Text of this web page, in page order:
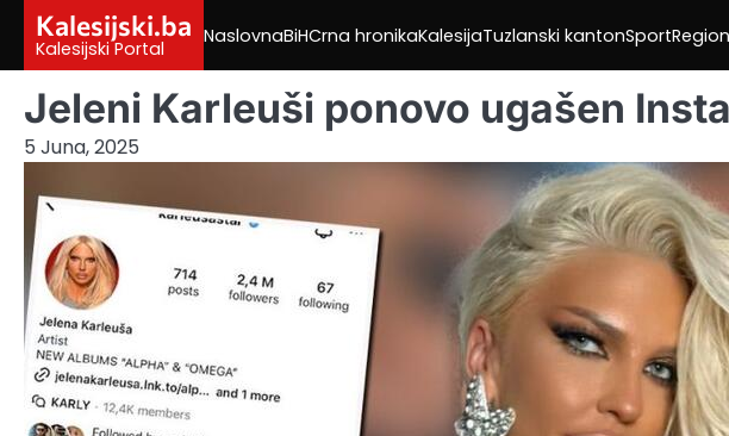
content
Kalesijski.ba
Kalesijski Portal
NaslovnaBiHCrna hronikaKalesijaTuzlanski kantonSportRegion
Jeleni Karleuši ponovo ugašen
5 Juna, 2025